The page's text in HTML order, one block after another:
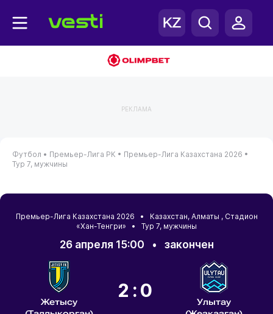
РЕКЛАМА
Футбол • Премьер-Лига РК • Премьер-Лига Казахстана 2026 •
Тур 7, мужчины
Премьер-Лига Казахстана 2026 • Казахстан, Алматы , Стадион
«Хан-Тенгри» • Тур 7, мужчины
26 апреля 15:00 • закончен
Жетысу
2:0
Улытау